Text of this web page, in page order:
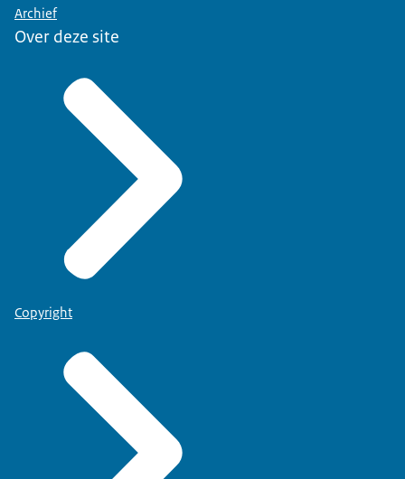
Archief
Over deze site
Copyright